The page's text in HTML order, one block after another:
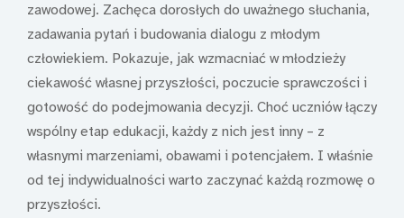
zawodowej. Zachęca dorosłych do uważnego słuchania,
zadawania pytań i budowania dialogu z młodym
człowiekiem. Pokazuje, jak wzmacniać w młodzieży
ciekawość własnej przyszłości, poczucie sprawczości i
gotowość do podejmowania decyzji. Choć uczniów łączy
wspólny etap edukacji, każdy z nich jest inny – z
własnymi marzeniami, obawami i potencjałem. I właśnie
od tej indywidualności warto zaczynać każdą rozmowę o
przyszłości.